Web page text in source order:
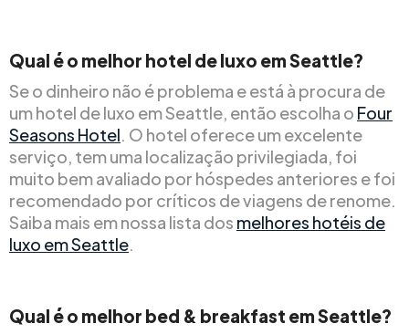
Qual é o melhor hotel de luxo em Seattle?
Se o dinheiro não é problema e está à procura de
um hotel de luxo em Seattle, então escolha o Four
Seasons Hotel. O hotel oferece um excelente
serviço, tem uma localização privilegiada, foi
muito bem avaliado por hóspedes anteriores e foi
recomendado por críticos de viagens de renome.
Saiba mais em nossa lista dos melhores hotéis de
luxo em Seattle.
Qual é o melhor bed & breakfast em Seattle?